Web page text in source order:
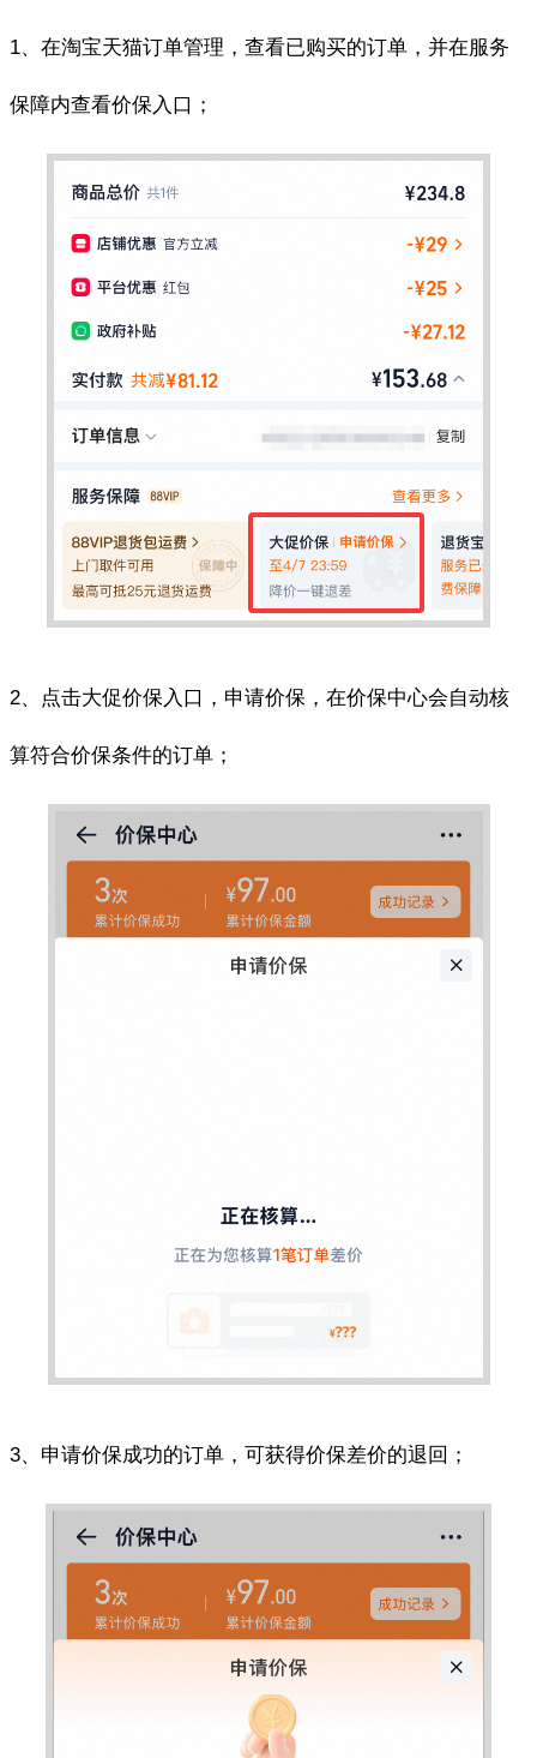
1、在淘宝天猫订单管理，查看已购买的订单，并在服务
保障内查看价保入口；
2、点击大促价保入口，申请价保，在价保中心会自动核
算符合价保条件的订单；
3、申请价保成功的订单，可获得价保差价的退回；